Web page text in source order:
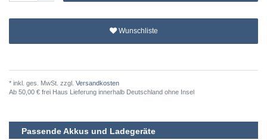
Wunschliste
* inkl. ges. MwSt. zzgl. Versandkosten
Ab 50,00 € frei Haus Lieferung innerhalb Deutschland ohne Insel
Passende Akkus und Ladegeräte